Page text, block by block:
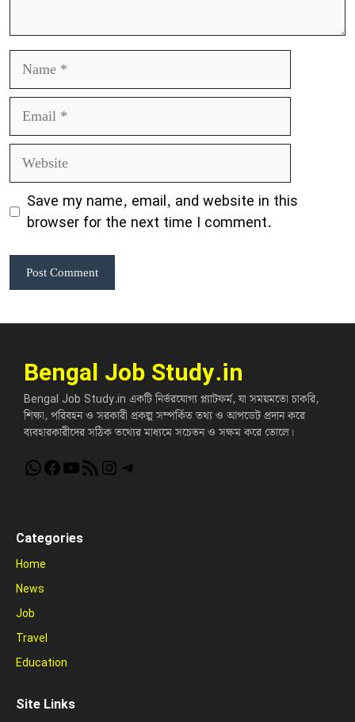
Name
Email
Website
Save my name, email, and website in this
browser for the next time I comment.
Bengal Job Study.in
Bengal Job Study.in একটি নির্ভরযোগ্য প্ল্যাটফর্ম, যা সময়মতো চাকরি,
শিক্ষা, পরিবহন ও সরকারী প্রকল্প সম্পর্কিত তথ্য ও আপডেট প্রদান করে
ব্যবহারকারীদের সঠিক তথ্যের মাধ্যমে সচেতন ও সক্ষম করে তোলে।
WhatsApp
Facebook
YouTube
RSS FeedInstagram
Telegram
Categories
Home
News
Job
Travel
Education
Site Links